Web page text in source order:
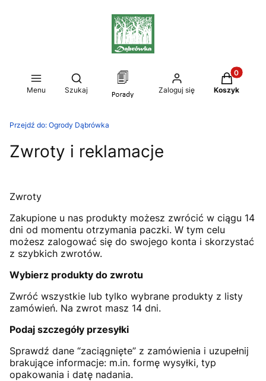
Menu
Otwórz wyszukiwarkę
Szukaj Zaloguj się
Produkty
Koszyk
Przejdź do: Ogrody Dąbrówka
Zwroty i reklamacje
Zwroty
Zakupione u nas produkty możesz zwrócić w ciągu 14
dni od momentu otrzymania paczki. W tym celu
możesz zalogować się do swojego konta i skorzystać
z szybkich zwrotów.
Wybierz produkty do zwrotu
Zwróć wszystkie lub tylko wybrane produkty z listy
zamówień. Na zwrot masz 14 dni.
Podaj szczegóły przesyłki
Sprawdź dane “zaciągnięte” z zamówienia i uzupełnij
brakujące informacje: m.in. formę wysyłki, typ
opakowania i datę nadania.